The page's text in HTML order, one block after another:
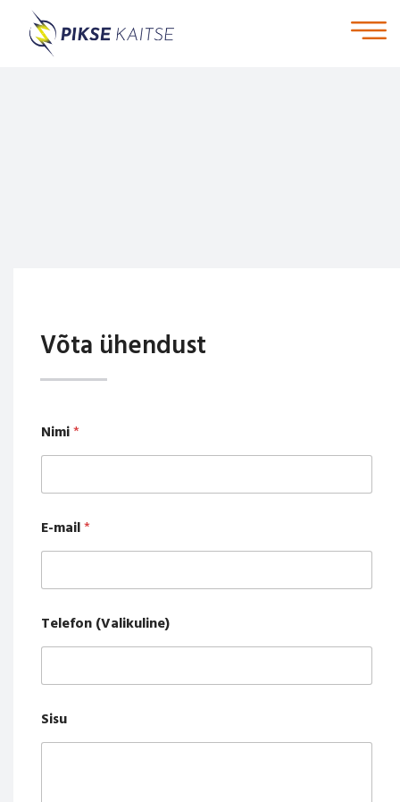
Võta ühendust
Nimi*
E-mail*
Telefon (Valikuline)
Sisu